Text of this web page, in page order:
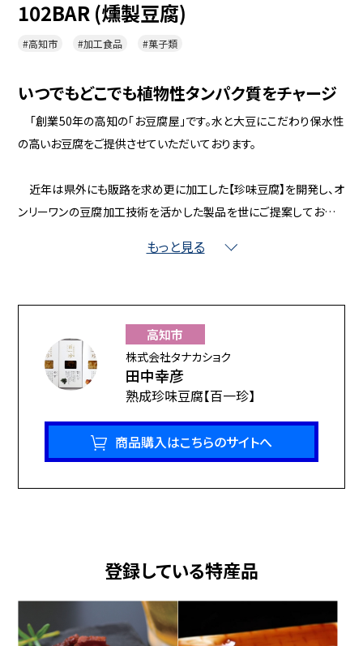
102BAR (燻製豆腐)
#高知市 #加工食品 #菓子類
いつでもどこでも植物性タンパク質をチャージ
「創業50年の高知の「お豆腐屋」です。水と大豆にこだわり保水性
の高いお豆腐をご提供させていただいております。
近年は県外にも販路を求め更に加工した【珍味豆腐】を開発し、オ
ンリーワンの豆腐加工技術を活かした製品を世にご提案しておりま
し上がりいただける植物性タンパク質豊富な製品を開発し各地の
方々にご愛用いただております。
お酒のおつまみとして、または携帯食、非常食用としてご活用くだ
もっと見る
高知市
株式会社タナカショク
田中幸彦
熟成珍味豆腐【百一珍】
商品購入はこちらのサイトへ
登録している特産品